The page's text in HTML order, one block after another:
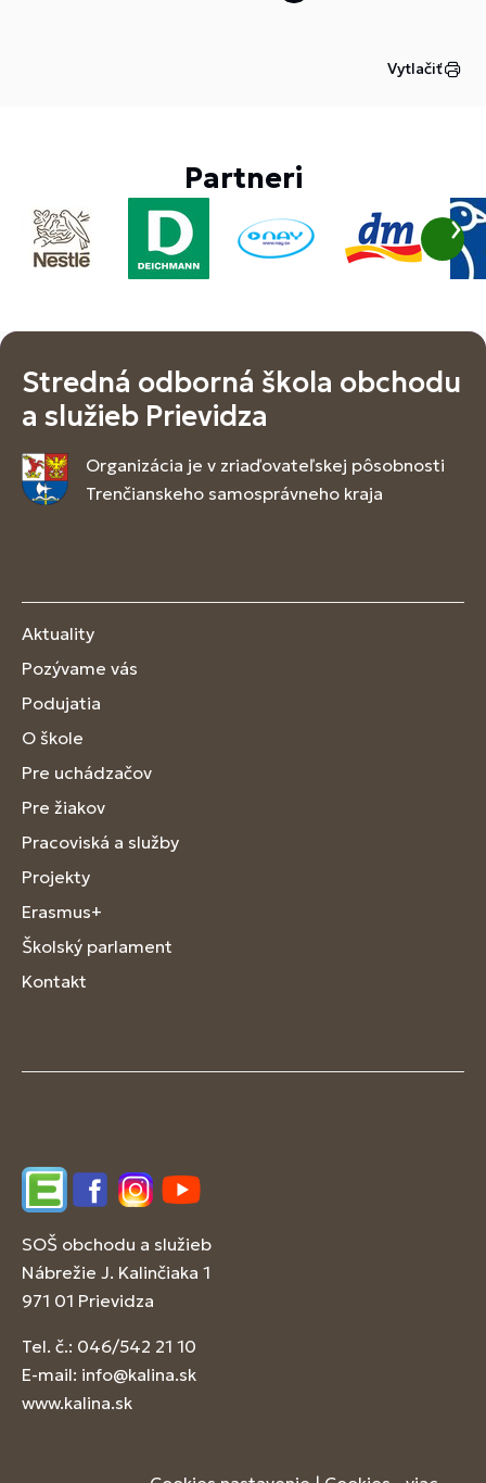
Vytlačiť
Partneri
Stredná odborná škola obchodu
a služieb Prievidza
Organizácia je v zriaďovateľskej pôsobnosti
Trenčianskeho samosprávneho kraja
Aktuality
Pozývame vás
Podujatia
O škole
Pre uchádzačov
Pre žiakov
Pracoviská a služby
Projekty
Erasmus+
Školský parlament
Kontakt
EdupageFacebookInstagram
YouTube
SOŠ obchodu a služieb
Nábrežie J. Kalinčiaka 1
971 01 Prievidza
Tel. č.: 046/542 21 10
E-mail: info@kalina.sk
www.kalina.sk